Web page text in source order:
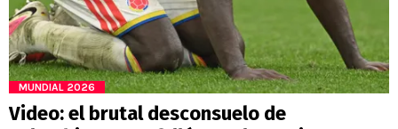
MUNDIAL 2026
Video: el brutal desconsuelo de